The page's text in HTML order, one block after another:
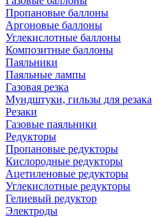
Пропановые баллоны
Аргоновые баллоны
Углекислотные баллоны
Композитные баллоны
Паяльники
Паяльные лампы
Газовая резка
Мундштуки, гильзы для резака
Резаки
Газовые паяльники
Редукторы
Пропановые редукторы
Кислородные редукторы
Ацетиленовые редукторы
Углекислотные редукторы
Гелиевый редуктор
Электроды